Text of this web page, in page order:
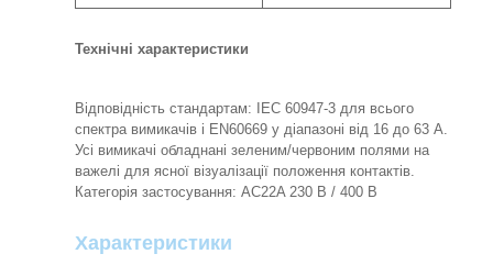
Технічні характеристики
Відповідність стандартам: IEC 60947-3 для всього
спектра вимикачів і EN60669 у діапазоні від 16 до 63 A.
Усі вимикачі обладнані зеленим/червоним полями на
важелі для ясної візуалізації положення контактів.
Категорія застосування: AC22A 230 B / 400 B
Характеристики